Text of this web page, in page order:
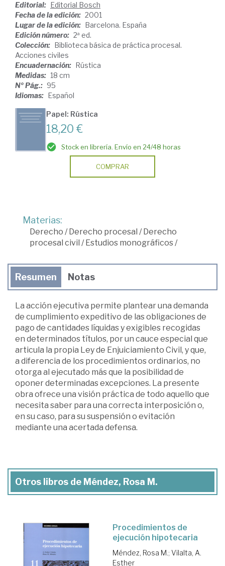
Editorial: Editorial Bosch
Fecha de la edición: 2001
Lugar de la edición: Barcelona. España
Edición número: 2ª ed.
Colección: Biblioteca básica de práctica procesal.
Acciones civiles
Encuadernación: Rústica
Medidas: 18 cm
Nº Pág.: 95
Idiomas: Español
Papel: Rústica
18,20 €
Stock en librería. Envío en 24/48 horas
COMPRAR
Materias:
Derecho /Derecho procesal /Derecho
procesal civil /Estudios monográficos /
Resumen Notas
La acción ejecutiva permite plantear una demanda
de cumplimiento expeditivo de las obligaciones de
pago de cantidades líquidas y exigibles recogidas
en determinados títulos, por un cauce especial que
articula la propia Ley de Enjuiciamiento Civil, y que,
a diferencia de los procedimientos ordinarios, no
otorga al ejecutado más que la posibilidad de
oponer determinadas excepciones. La presente
obra ofrece una visión práctica de todo aquello que
necesita saber para una correcta interposición o,
en su caso, para su suspensión o evitación
mediante una acertada defensa.
Otros libros de Méndez, Rosa M.
Procedimientos de
ejecución hipotecaria
Méndez, Rosa M.; Vilalta, A.
Esther